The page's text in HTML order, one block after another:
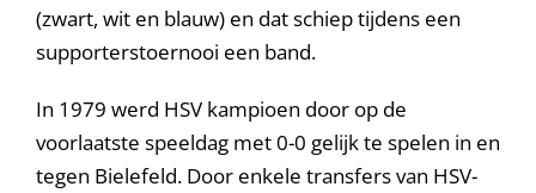
(zwart, wit en blauw) en dat schiep tijdens een
supporterstoernooi een band.
In 1979 werd HSV kampioen door op de
voorlaatste speeldag met 0-0 gelijk te spelen in en
tegen Bielefeld. Door enkele transfers van HSV-